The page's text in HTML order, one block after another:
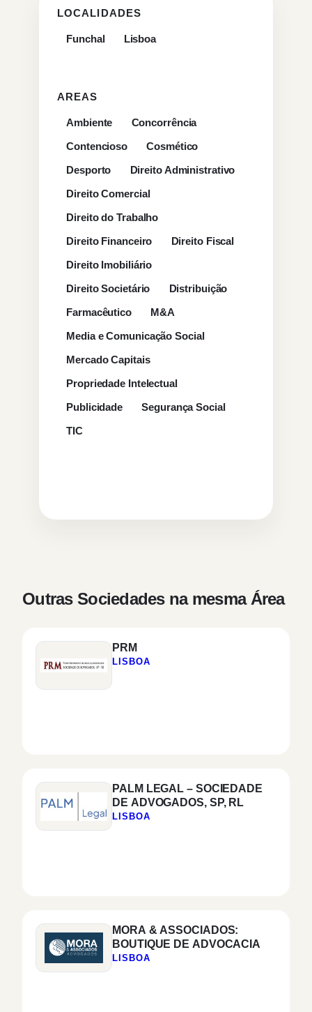
LOCALIDADES
Funchal Lisboa
AREAS
Ambiente
Concorrência
Contencioso
Cosmético
Desporto
Direito Administrativo
Direito Comercial
Direito do Trabalho
Direito Financeiro
Direito Fiscal
Direito Imobiliário
Direito Societário
Distribuição
Farmacêutico
M&A
Media e Comunicação Social
Mercado Capitais
Propriedade Intelectual
Publicidade
Segurança Social
TIC
Outras Sociedades na mesma Área
PRM
LISBOA
PALM LEGAL – SOCIEDADE
DE ADVOGADOS, SP, RL
LISBOA
MORA & ASSOCIADOS:
BOUTIQUE DE ADVOCACIA
LISBOA